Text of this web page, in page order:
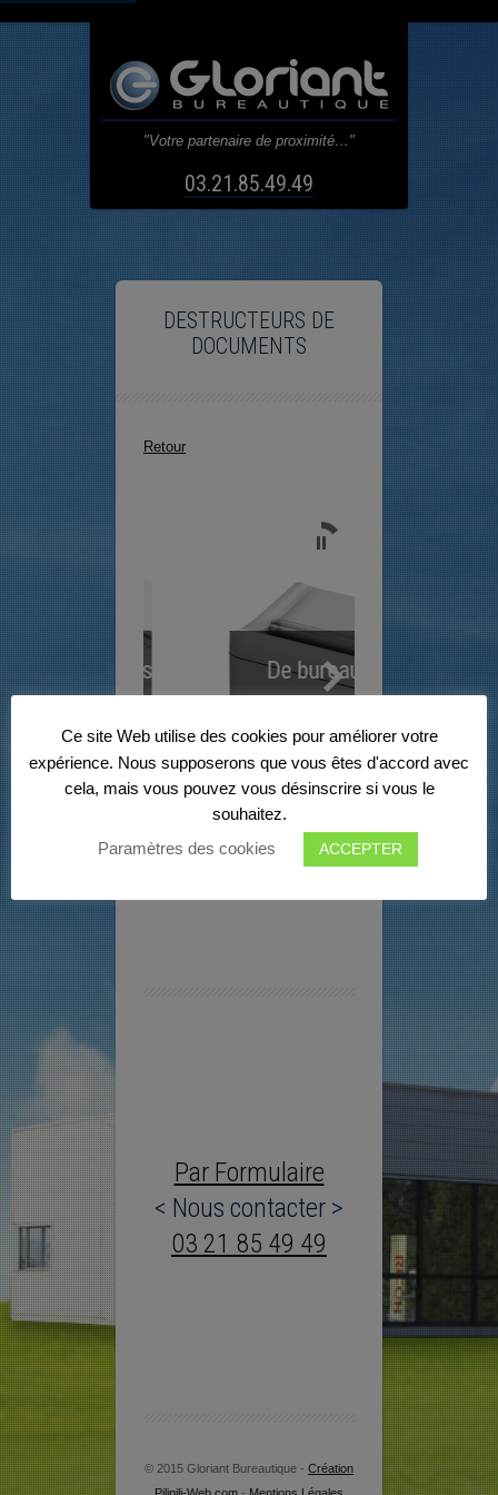
"Votre partenaire de proximité…"
03.21.85.49.49
DESTRUCTEURS DE
DOCUMENTS
Retour
Individuels De bureau
Par Formulaire
< Nous contacter >
03 21 85 49 49
© 2015 Gloriant Bureautique - Création
Ce site Web utilise des cookies pour améliorer votre
expérience. Nous supposerons que vous êtes d'accord avec
cela, mais vous pouvez vous désinscrire si vous le
souhaitez.
Paramètres des cookies
ACCEPTER